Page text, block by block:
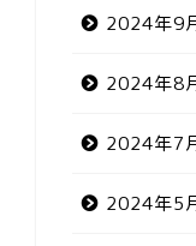
2024年9
2024年8
2024年7
2024年5